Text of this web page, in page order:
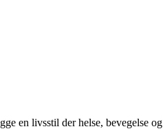
en livsstil der helse, bevegelse